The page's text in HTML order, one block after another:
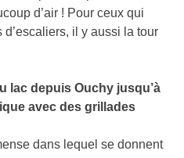
d’air ! Pour ceux qui
il y aussi la tour
lac depuis Ouchy jusqu’à
avec des grillades
dans lequel se donnent